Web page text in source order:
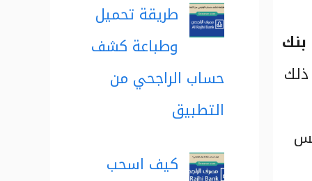
بنك
طريقة تحميل
وطباعة كشف
حساب الراجحي من
التطبيق
كيف اسحب